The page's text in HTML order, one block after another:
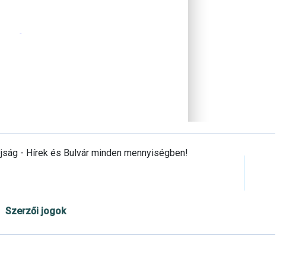
- Hírek és Bulvár minden mennyiségben!
Szerzői jogok